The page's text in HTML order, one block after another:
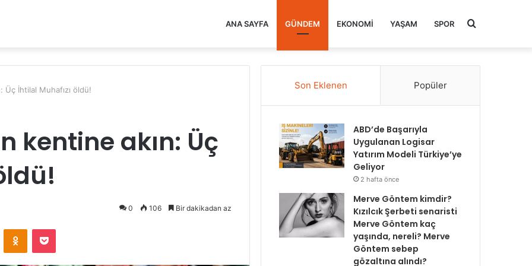
ANA SAYFA GÜNDEM EKONOMI YAŞAM SPOR Arama
Üç İhtilal Muhafızı öldü!
kentine akın: Üç
0 106 Bir dakikadan az
Odnoklassniki
Pocket
Son Eklenen Popüler
ABD’de Başarıyla
Uygulanan Logisar
Yatırım Modeli Türkiye’ye
Geliyor
2 hafta önce
Merve Göntem kimdir?
Kızılcık Şerbeti senaristi
Merve Göntem kaç
yaşında, nereli? Merve
Göntem sebep
gözaltına alındı?